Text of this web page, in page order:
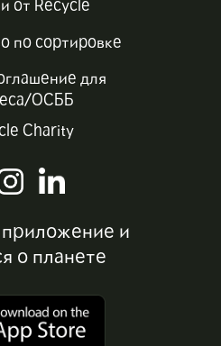
от Recycle
и
о планете
по сортировке
для
ОСББ
Charity